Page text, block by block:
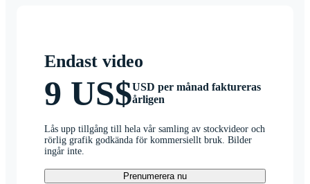
Endast video
9 US$USD per månad faktureras
årligen
Lås upp tillgång till hela vår samling av stockvideor och
rörlig grafik godkända för kommersiellt bruk. Bilder
ingår inte.
Prenumerera nu